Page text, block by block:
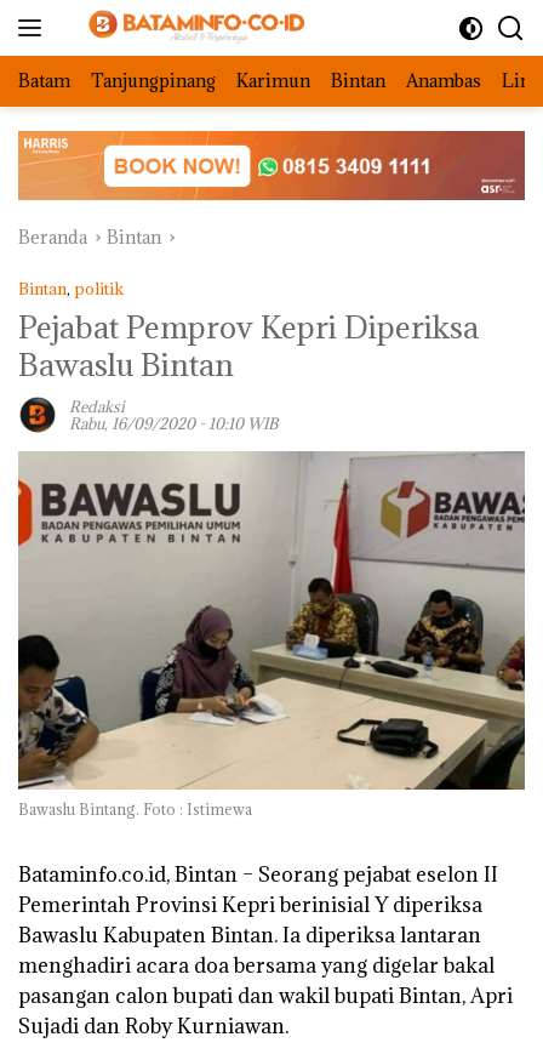
Batam Tanjungpinang Karimun Bintan Anambas
Beranda Bintan
Bintan, politik
Pejabat Pemprov Kepri Diperiksa
Bawaslu Bintan
Redaksi
Rabu, 16/09/2020 - 10:10 WIB
Bawaslu Bintang. Foto : Istimewa
Bataminfo.co.id, Bintan – Seorang pejabat eselon II
Pemerintah Provinsi Kepri berinisial Y diperiksa
Bawaslu Kabupaten Bintan. Ia diperiksa lantaran
menghadiri acara doa bersama yang digelar bakal
pasangan calon bupati dan wakil bupati Bintan, Apri
Sujadi dan Roby Kurniawan.